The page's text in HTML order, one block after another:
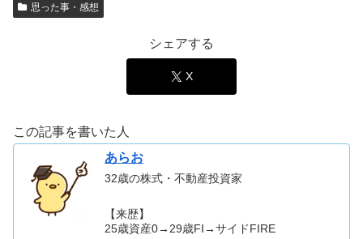
思った事・感想
シェアする
X
この記事を書いた人
あらお
32歳の株式・不動産投資家
【来歴】
25歳資産0→29歳FI→サイドFIRE